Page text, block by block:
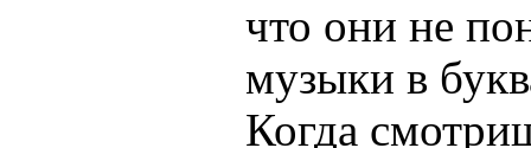
что они не
музыки в
Когда